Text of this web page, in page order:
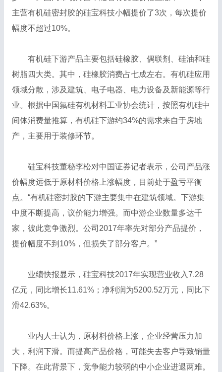
主营有机硅密封胶的硅宝科技小幅提价了3次，每次提价
幅度不超过10%。
有机硅下游产品主要包括硅橡胶、偶联剂、硅油和硅
树脂四大类。其中，硅橡胶消费占七成左右。有机硅应用
领域分散，涉及建筑、电子电器、电力设备及新能源等行
业。根据中国氟硅有机材料工业协会统计，按照有机硅中
间体消费量推算，有机硅下游约34%的需求来自于房地
产，主要用于装修环节。
硅宝科技董秘李松对中国证券记者表示，公司产品涨
价幅度远低于原材料价格上涨幅度，目前处于盈亏平衡
点。“有机硅密封胶的下游主要集中在建筑领域。下游集
中度不断提高，议价能力增强。而中游企业数量多达千
家，彼此竞争激烈。公司2017年率先对部分产品提价，
提价幅度不到10%，但损失了部分客户。”
业绩快报显示，硅宝科技2017年实现营业收入7.28
亿元，同比增长11.61%；净利润为5200.52万元，同比下
滑42.63%。
业内人士认为，原材料价格上涨，企业经营压力加
大，利润下滑。而提高产品价格，可能失去客户导致销量
下降。在此背景下，竞争能力较弱的中小企业进退两难。